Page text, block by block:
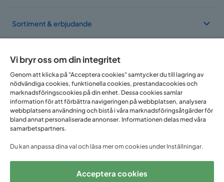
Sortiment & erbjudande
Vi finns i flera länder
Vi bryr oss om din integritet
Genom att klicka på "Acceptera cookies" samtycker du till lagring av
nödvändiga cookies, funktionella cookies, prestandacookies och
marknadsföringscookies på din enhet. Dessa cookies samlar
information för att förbättra navigeringen på webbplatsen, analysera
webbplatsens användning och bistå i våra marknadsföringsåtgärder för
bland annat personaliserade annonser. Informationen delas med våra
samarbetspartners.
Du kan anpassa dina val och läsa mer om cookies under Inställningar.
Acceptera cookies